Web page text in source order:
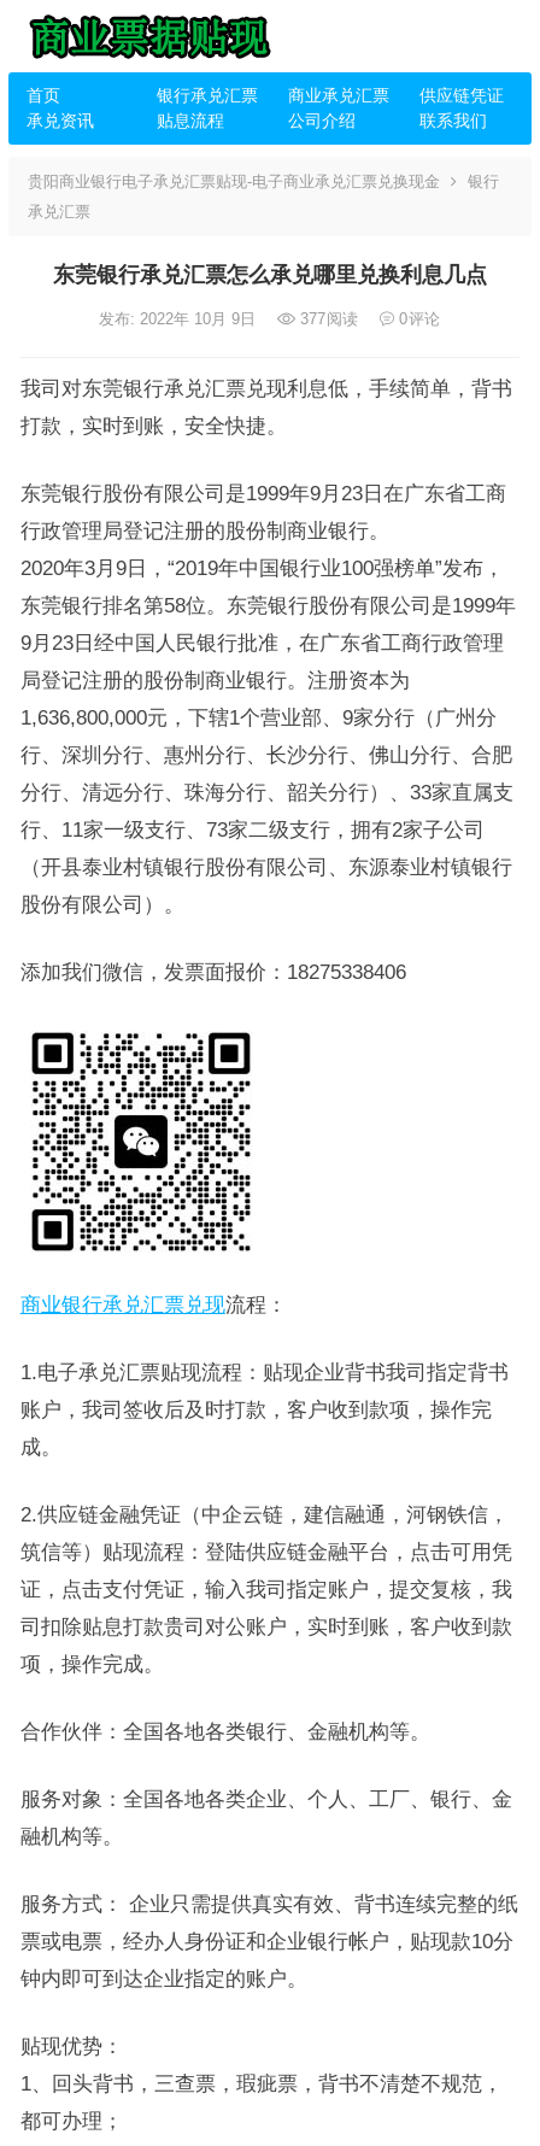
首页 银行承兑汇票 商业承兑汇票
供应链凭证
承兑资讯
贴息流程 公司介绍 联系我们
贵阳商业银行电子承兑汇票贴现-电子商业承兑汇票兑换现金
银行
承兑汇票
东莞银行承兑汇票怎么承兑哪里兑换利息几点
发布: 2022年 10月 9日 377阅读 0评论
我司对东莞银行承兑汇票兑现利息低，手续简单，背书
打款，实时到账，安全快捷。
东莞银行股份有限公司是1999年9月23日在广东省工商
行政管理局登记注册的股份制商业银行。
2020年3月9日，“2019年中国银行业100强榜单”发布，
东莞银行排名第58位。东莞银行股份有限公司是1999年
9月23日经中国人民银行批准，在广东省工商行政管理
局登记注册的股份制商业银行。注册资本为
1,636,800,000元，下辖1个营业部、9家分行（广州分
行、深圳分行、惠州分行、长沙分行、佛山分行、合肥
分行、清远分行、珠海分行、韶关分行）、33家直属支
行、11家一级支行、73家二级支行，拥有2家子公司
（开县泰业村镇银行股份有限公司、东源泰业村镇银行
股份有限公司）。
添加我们微信，发票面报价：18275338406
商业银行承兑汇票兑现流程：
1.电子承兑汇票贴现流程：贴现企业背书我司指定背书
账户，我司签收后及时打款，客户收到款项，操作完
成。
2.供应链金融凭证（中企云链，建信融通，河钢铁信，
筑信等）贴现流程：登陆供应链金融平台，点击可用凭
证，点击支付凭证，输入我司指定账户，提交复核，我
司扣除贴息打款贵司对公账户，实时到账，客户收到款
项，操作完成。
合作伙伴：全国各地各类银行、金融机构等。
服务对象：全国各地各类企业、个人、工厂、银行、金
融机构等。
服务方式： 企业只需提供真实有效、背书连续完整的纸
票或电票，经办人身份证和企业银行帐户，贴现款10分
钟内即可到达企业指定的账户。
贴现优势：
1、回头背书，三查票，瑕疵票，背书不清楚不规范，
都可办理；